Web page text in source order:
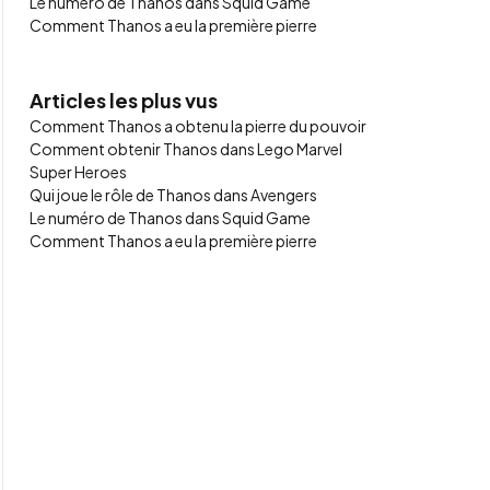
Comment Thanos a eu la première pierre
Articles les plus vus
Comment Thanos a obtenu la pierre du pouvoir
Comment obtenir Thanos dans Lego Marvel
Super Heroes
Qui joue le rôle de Thanos dans Avengers
Le numéro de Thanos dans Squid Game
Comment Thanos a eu la première pierre